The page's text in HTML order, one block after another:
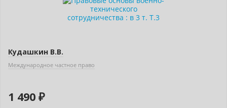
Кудашкин В.В.
Международное частное право
1 490 ₽